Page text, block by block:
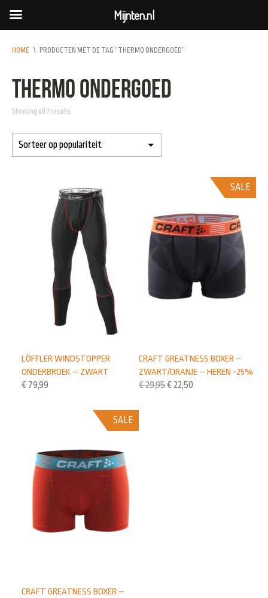
HOME \ PRODUCTEN MET DE TAG “THERMO ONDERGOED”
Thermo ondergoed
Showing all 7 results
SALE
CRAFT GREATNESS BOXER –
ZWART/ORANJE – HEREN -25%
€29,95€ 22,50
LÖFFLER WINDSTOPPER
ONDERBROEK – ZWART
€ 79,99
SALE
CRAFT GREATNESS BOXER –
Mijnten.nl